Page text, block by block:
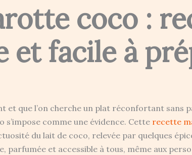
coco :
et facile à
et que l’on cherche un plat réconfortant sans
s’impose comme une évidence. Cette recette
du lait de coco, relevée par quelques
parfumée et accessible à tous, même aux